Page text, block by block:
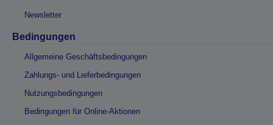
Newsletter
Bedingungen
Allgemeine Geschäftsbedingungen
Zahlungs- und Lieferbedingungen
Nutzungsbedingungen
Bedingungen für Online-Aktionen